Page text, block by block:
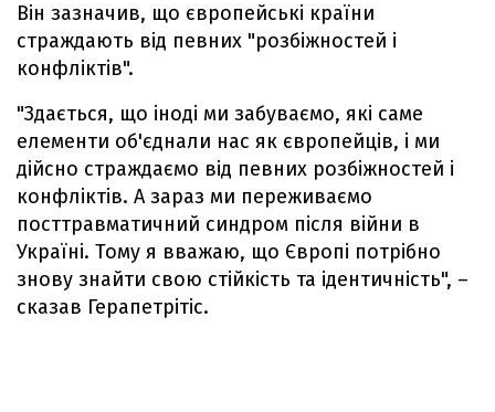
Він зазначив, що європейські країни
страждають від певних "розбіжностей і
конфліктів".
"Здається, що іноді ми забуваємо, які саме
елементи об'єднали нас як європейців, і ми
дійсно страждаємо від певних розбіжностей і
конфліктів. А зараз ми переживаємо
посттравматичний синдром після війни в
Україні. Тому я вважаю, що Європі потрібно
знову знайти свою стійкість та ідентичність", –
сказав Герапетрітіс.